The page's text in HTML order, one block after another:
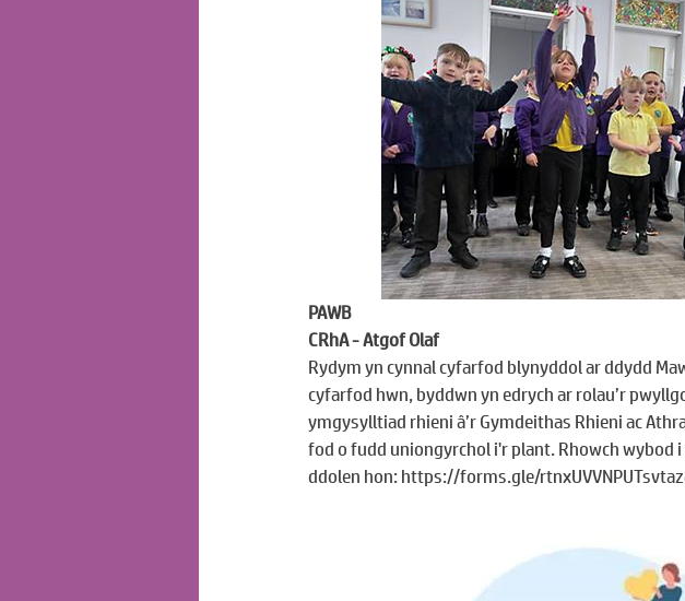
PAWB
CRhA - Atgof Olaf
Rydym yn cynnal cyfarfod blynyddol ar ddydd
cyfarfod hwn, byddwn yn edrych ar rolau’r
ymgysylltiad rhieni â’r Gymdeithas Rhieni ac
fod o fudd uniongyrchol i'r plant. Rhowch
ddolen hon: https://forms.gle/